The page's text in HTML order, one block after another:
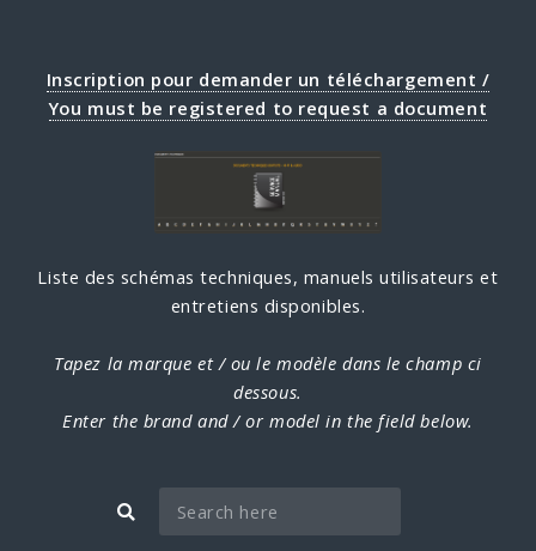
Inscription pour demander un téléchargement /
You must be registered to request a document
Liste des schémas techniques, manuels utilisateurs et
entretiens disponibles.
Tapez la marque et / ou le modèle dans le champ ci
dessous.
Enter the brand and / or model in the field below.